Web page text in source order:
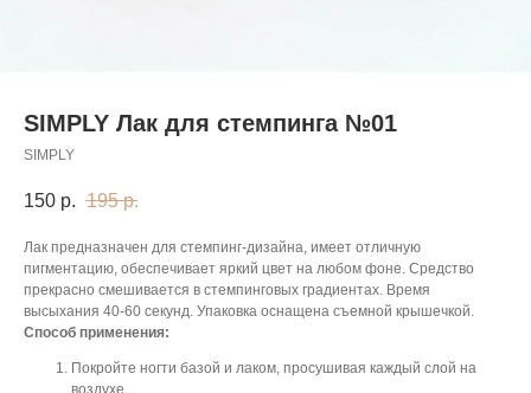
SIMPLY Лак для стемпинга №01
SIMPLY
150 р. 195 р.
Лак предназначен для стемпинг-дизайна, имеет отличную
пигментацию, обеспечивает яркий цвет на любом фоне. Средство
прекрасно смешивается в стемпинговых градиентах. Время
высыхания 40-60 секунд. Упаковка оснащена съемной крышечкой.
Способ применения:
Покройте ногти базой и лаком, просушивая каждый слой на